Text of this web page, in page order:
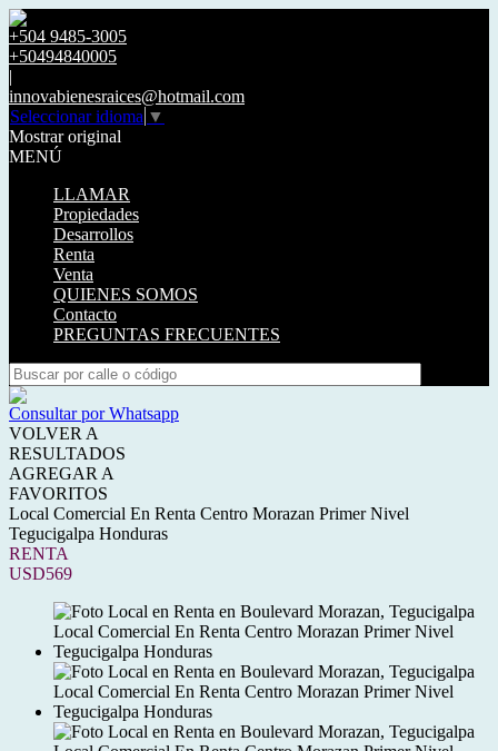
+504 9485-3005
+50494840005
|
innovabienesraices@hotmail.com
Seleccionar idioma ▼
Mostrar original
MENÚ
LLAMAR
Propiedades
Desarrollos
Renta
Venta
QUIENES SOMOS
Contacto
PREGUNTAS FRECUENTES
Consultar por Whatsapp
VOLVER A
RESULTADOS
AGREGAR A
FAVORITOS
Local Comercial En Renta Centro Morazan Primer Nivel
Tegucigalpa Honduras
RENTA
USD569